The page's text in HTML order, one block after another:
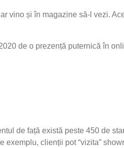
vino și în magazine să-l vezi.
de o prezență puternică în
de față există peste 450 de
clienții pot “vizita”